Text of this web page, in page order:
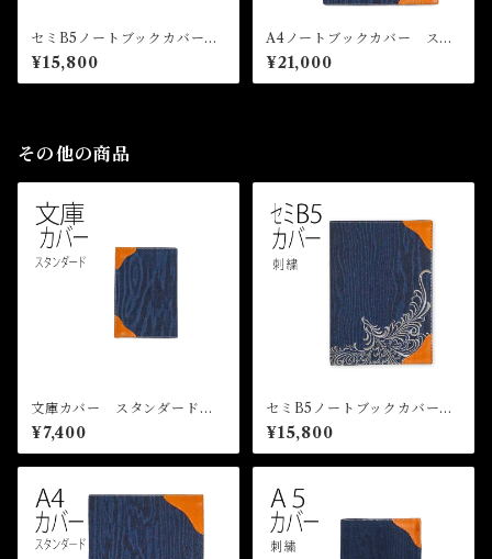
セミB5ノートブックカバー
刺繍 WOOD DENIM ノー
トカバー デニム 革 B5
¥15,800
A4ノートブックカバー スタ
ンダード WOOD DENIM
ノートカバー デニム 革
¥21,000
その他の商品
文庫カバー スタンダード
WOOD DENIM ブックカバ
ー デニム
¥7,400
セミB5ノートブックカバー
刺繍 WOOD DENIM ノー
トカバー デニム 革 B5
¥15,800